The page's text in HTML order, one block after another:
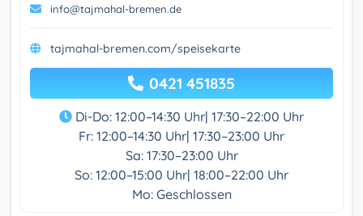
info@tajmahal-bremen.de
tajmahal-bremen.com/speisekarte
0421 451835
Di-Do: 12:00–14:30 Uhr| 17:30–22:00 Uhr
Fr: 12:00–14:30 Uhr| 17:30–23:00 Uhr
Sa: 17:30–23:00 Uhr
So: 12:00–15:00 Uhr| 18:00–22:00 Uhr
Mo: Geschlossen